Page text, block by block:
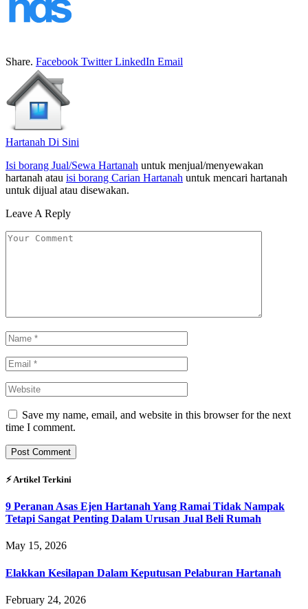
Share. Facebook Twitter LinkedIn Email
Hartanah Di Sini
Isi borang Jual/Sewa Hartanah untuk menjual/menyewakan
hartanah atau isi borang Carian Hartanah untuk mencari hartanah
untuk dijual atau disewakan.
Leave A Reply
Save my name, email, and website in this browser for the next
time I comment.
⚡︎ Artikel Terkini
9 Peranan Asas Ejen Hartanah Yang Ramai Tidak Nampak
Tetapi Sangat Penting Dalam Urusan Jual Beli Rumah
May 15, 2026
Elakkan Kesilapan Dalam Keputusan Pelaburan Hartanah
February 24, 2026